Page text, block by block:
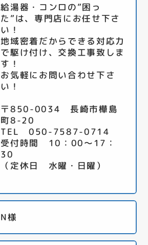
給湯器・コンロの”困っ
た”は、専門店にお任せ下さ
い！
地域密着だからできる対応力
で駆け付け、交換工事致しま
す！
お気軽にお問い合わせ下さ
い！
〒850-0034 長崎市樺島
町8-20
TEL 050-7587-0714
受付時間 10：00～17：
30
（定休日 水曜・日曜）
N様